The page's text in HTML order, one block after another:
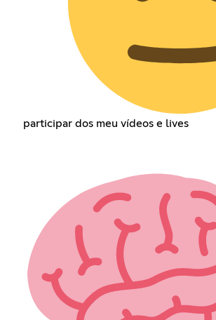
participar dos meu vídeos e lives